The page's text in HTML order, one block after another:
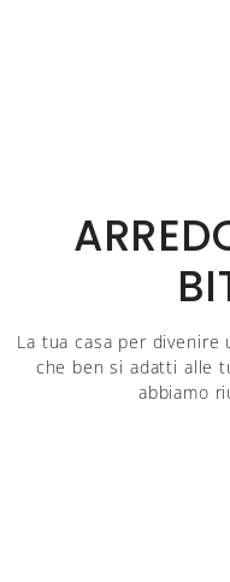
La tua casa per
che ben si adatti alle
abbiamo